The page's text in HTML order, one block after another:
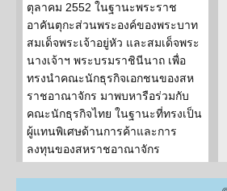
ตุลาคม 2552 ในฐานะพระราช
อาคันตุกะส่วนพระองค์ของพระบาท
สมเด็จพระเจ้าอยู่หัว และสมเด็จพระ
นางเจ้าฯ พระบรมราชินีนาถ เพื่อ
ทรงนำคณะนักธุรกิจเอกชนของสห
ราชอาณาจักร มาพบหารือร่วมกับ
คณะนักธุรกิจไทย ในฐานะที่ทรงเป็น
ผู้แทนพิเศษด้านการค้าและการ
ลงทุนของสหราชอาณาจักร